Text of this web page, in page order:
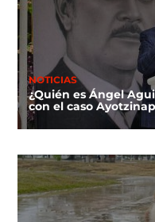
NOTICIAS
¿Quién es Ángel
con el caso